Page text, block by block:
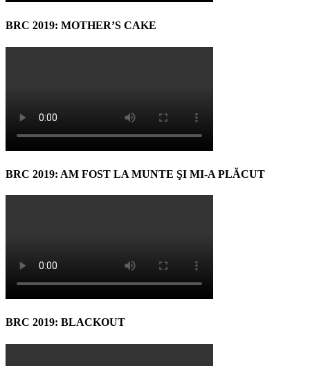
BRC 2019: MOTHER’S CAKE
BRC 2019: AM FOST LA MUNTE ŞI MI-A PLĂCUT
BRC 2019: BLACKOUT